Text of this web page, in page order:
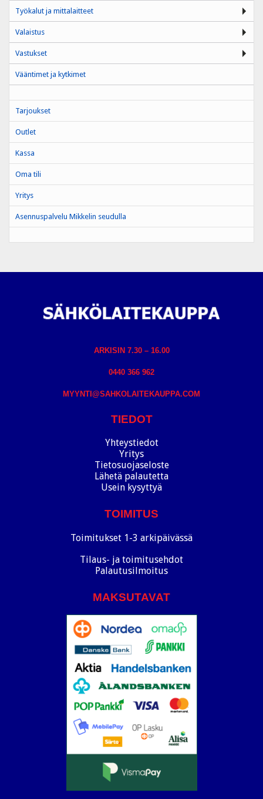
Työkalut ja mittalaitteet
Valaistus
Vastukset
Vääntimet ja kytkimet
Tarjoukset
Outlet
Kassa
Oma tili
Yritys
Asennuspalvelu Mikkelin seudulla
ARKISIN 7.30 – 16.00
0440 366 962
MYYNTI@SAHKOLAITEKAUPPA.COM
TIEDOT
Yhteystiedot
Yritys
Tietosuojaseloste
Lähetä palautetta
Usein kysyttyä
TOIMITUS
Toimitukset 1-3 arkipäivässä
Tilaus- ja toimitusehdot
Palautusilmoitus
MAKSUTAVAT